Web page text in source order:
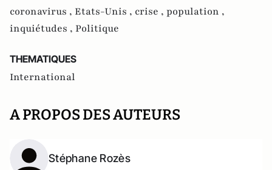
coronavirus , Etats-Unis , crise , population ,
inquiétudes , Politique
THEMATIQUES
International
A PROPOS DES AUTEURS
Stéphane Rozès